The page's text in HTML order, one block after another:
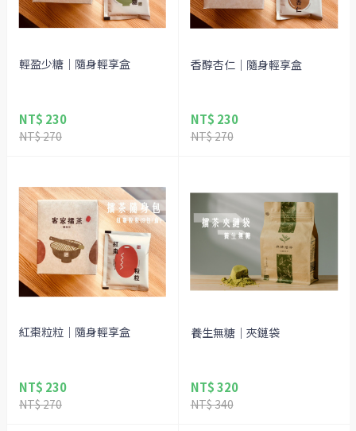
輕盈少糖｜隨身輕享盒
NT$ 230
NT$ 270
香醇杏仁｜隨身輕享盒
NT$ 230
NT$ 270
紅棗粒粒｜隨身輕享盒
NT$ 230
NT$ 270
養生無糖｜夾鏈袋
NT$ 320
NT$ 340